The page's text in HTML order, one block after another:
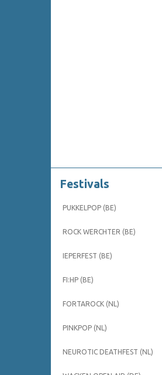
Festivals
PUKKELPOP (BE)
ROCK WERCHTER (BE)
IEPERFEST (BE)
FI:HP (BE)
FORTAROCK (NL)
PINKPOP (NL)
NEUROTIC DEATHFEST (NL)